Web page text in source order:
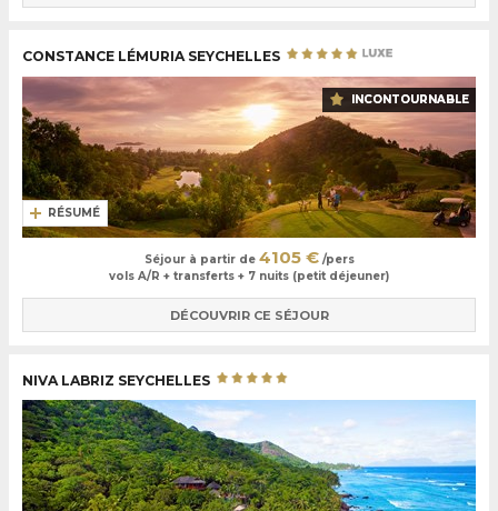
CONSTANCE LÉMURIA SEYCHELLES
INCONTOURNABLE
RÉSUMÉ
Séjour à partir de 4105 €/pers
vols A/R + transferts + 7 nuits (petit déjeuner)
DÉCOUVRIR CE SÉJOUR
NIVA LABRIZ SEYCHELLES